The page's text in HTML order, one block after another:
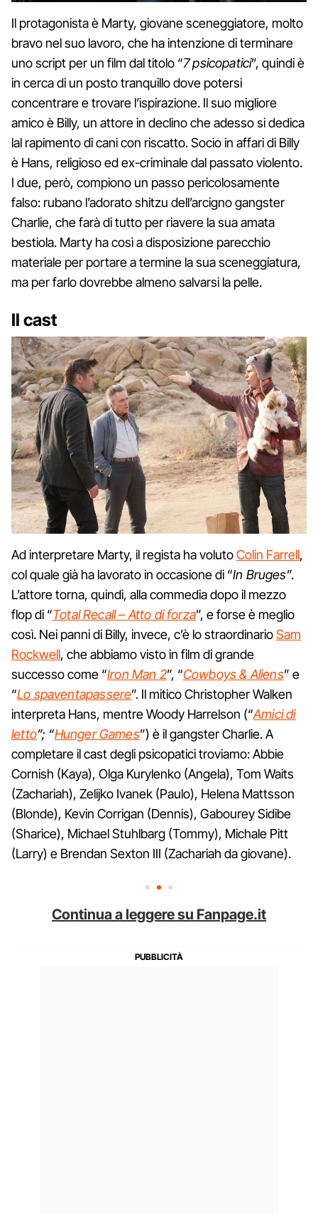
Il protagonista è Marty, giovane sceneggiatore, molto
bravo nel suo lavoro, che ha intenzione di terminare
uno script per un film dal titolo “7 psicopatici”, quindi è
in cerca di un posto tranquillo dove potersi
concentrare e trovare l’ispirazione. Il suo migliore
amico è Billy, un attore in declino che adesso si dedica
lal rapimento di cani con riscatto. Socio in affari di Billy
è Hans, religioso ed ex-criminale dal passato violento.
I due, però, compiono un passo pericolosamente
falso: rubano l’adorato shitzu dell’arcigno gangster
Charlie, che farà di tutto per riavere la sua amata
bestiola. Marty ha così a disposizione parecchio
materiale per portare a termine la sua sceneggiatura,
ma per farlo dovrebbe almeno salvarsi la pelle.
Il cast
Ad interpretare Marty, il regista ha volutoColin Farrell,
col quale già ha lavorato in occasione di “In Bruges”.
L’attore torna, quindi, alla commedia dopo il mezzo
flop di “Total Recall – Atto di forza”, e forse è meglio
così. Nei panni di Billy, invece, c’è lo straordinarioSam
Rockwell, che abbiamo visto in film di grande
successo come “Iron Man 2”, “Cowboys & Aliens” e
“Lo spaventapassere”. Il mitico Christopher Walken
interpreta Hans, mentre Woody Harrelson (“Amici di
letto”; “Hunger Games”) è il gangster Charlie. A
completare il cast degli psicopatici troviamo: Abbie
Cornish (Kaya), Olga Kurylenko (Angela), Tom Waits
(Zachariah), Zelijko Ivanek (Paulo), Helena Mattsson
(Blonde), Kevin Corrigan (Dennis), Gabourey Sidibe
(Sharice), Michael Stuhlbarg (Tommy), Michale Pitt
(Larry) e Brendan Sexton III (Zachariah da giovane).
Continua a leggere su Fanpage.it